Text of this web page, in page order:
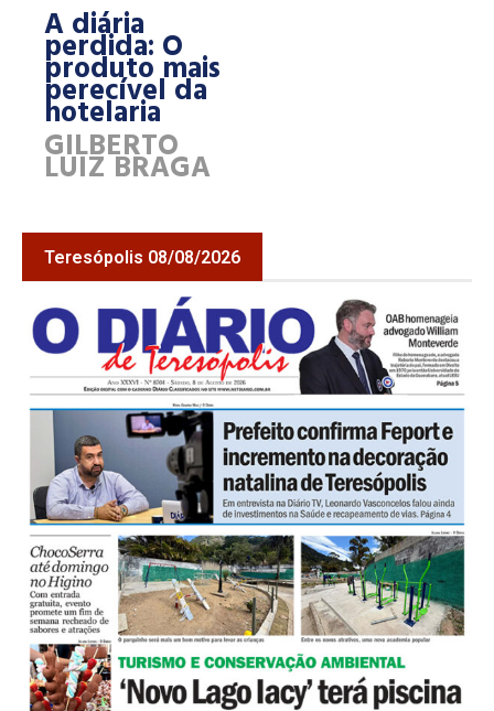
A diária
perdida: O
produto mais
perecível da
hotelaria
GILBERTO
LUIZ BRAGA
Teresópolis 08/08/2026